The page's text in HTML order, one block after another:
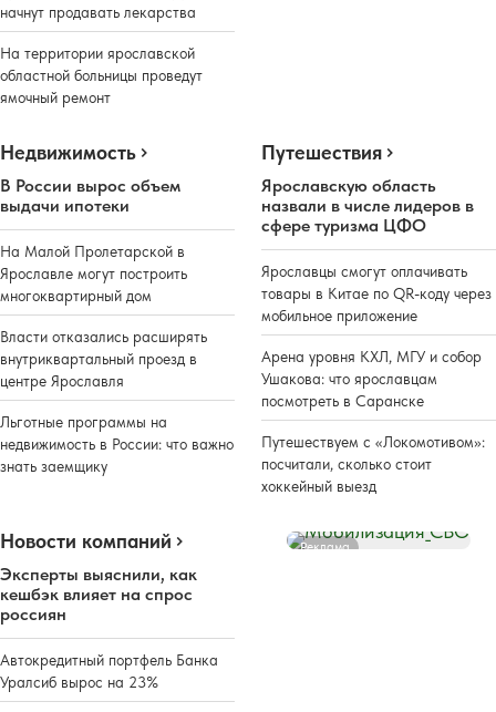
начнут продавать лекарства
На территории ярославской
областной больницы проведут
ямочный ремонт
Недвижимость
В России вырос объем
выдачи ипотеки
На Малой Пролетарской в
Ярославле могут построить
многоквартирный дом
Власти отказались расширять
внутриквартальный проезд в
центре Ярославля
Льготные программы на
недвижимость в России: что важно
знать заемщику
Путешествия
Ярославскую область
назвали в числе лидеров в
сфере туризма ЦФО
Ярославцы смогут оплачивать
товары в Китае по QR-коду через
мобильное приложение
Арена уровня КХЛ, МГУ и собор
Ушакова: что ярославцам
посмотреть в Саранске
Путешествуем с «Локомотивом»:
посчитали, сколько стоит
хоккейный выезд
Новости компаний
Эксперты выяснили, как
кешбэк влияет на спрос
россиян
Автокредитный портфель Банка
Уралсиб вырос на 23%
Реклама